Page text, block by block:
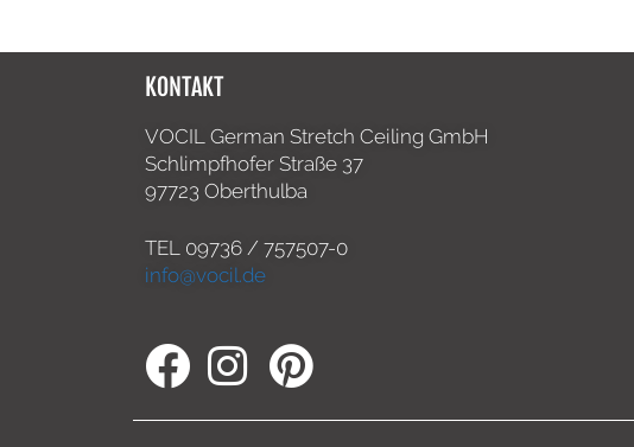
KONTAKT
VOCIL German Stretch Ceiling GmbH
Schlimpfhofer Straße 37
97723 Oberthulba
TEL 09736 / 757507-0
info@vocil.de